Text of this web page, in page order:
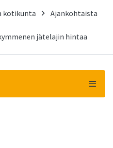
kotikunta
Ajankohtaista
jätelajin hintaa